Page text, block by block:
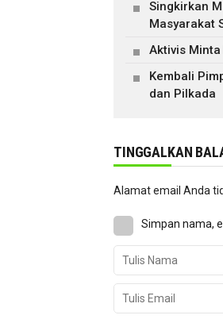
Singkirkan
Masyarakat
Aktivis Minta
Kembali
dan Pilkada
TINGGALKAN
Alamat email Anda
Simpan nama,